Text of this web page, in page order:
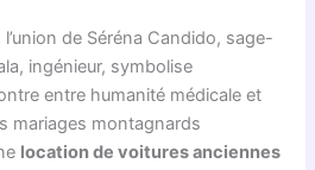
l’union de Séréna Candido, sage-
ingénieur, symbolise
entre humanité médicale et
mariages montagnards
location de voitures anciennes